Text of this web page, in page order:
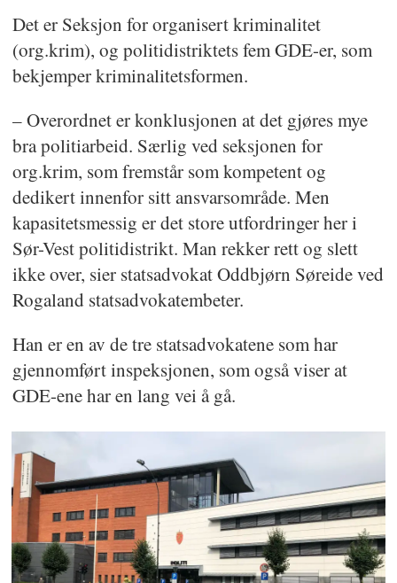
Det er Seksjon for organisert kriminalitet
(org.krim), og politidistriktets fem GDE-er, som
bekjemper kriminalitetsformen.
– Overordnet er konklusjonen at det gjøres mye
bra politiarbeid. Særlig ved seksjonen for
org.krim, som fremstår som kompetent og
dedikert innenfor sitt ansvarsområde. Men
kapasitetsmessig er det store utfordringer her i
Sør-Vest politidistrikt. Man rekker rett og slett
ikke over, sier statsadvokat Oddbjørn Søreide ved
Rogaland statsadvokatembeter.
Han er en av de tre statsadvokatene som har
gjennomført inspeksjonen, som også viser at
GDE-ene har en lang vei å gå.